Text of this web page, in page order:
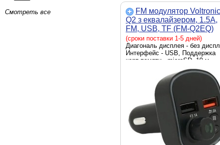
Смотреть все
FM модулятор Voltronic
Q2 з еквалайзером, 1.5A,
FM, USB, TF (FM-Q2EQ)
(сроки поставки 1-5 дней)
Диагональ дисплея - без
Интерфейс - USB, Поддержка
карт памяти - microSD, 10 м,
Минимальный частотный
диапазон, МГц - 87.5,
Максимальный частотный
диапазон, МГц - 108,
кнопками на трансмиттере,
Воспроизводимые форматы -
MP3, WMA, WAV, Режимы
воспроизведения - Single,
Random, All, Дополнительные
характеристики - USB зарядка,
Цвет - черный